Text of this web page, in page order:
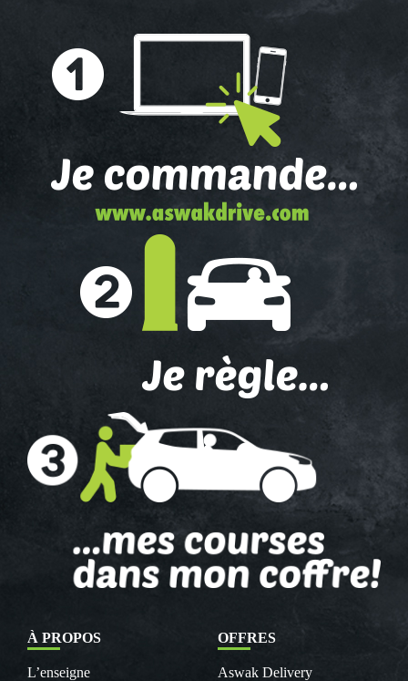
À PROPOS
L’enseigne
OFFRES
Aswak Delivery